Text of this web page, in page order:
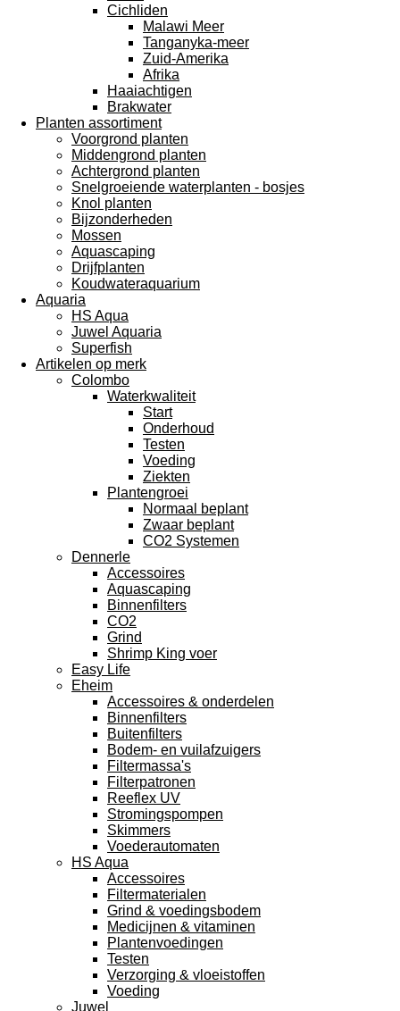
Cichliden
Malawi Meer
Tanganyka-meer
Zuid-Amerika
Afrika
Haaiachtigen
Brakwater
Planten assortiment
Voorgrond planten
Middengrond planten
Achtergrond planten
Snelgroeiende waterplanten - bosjes
Knol planten
Bijzonderheden
Mossen
Aquascaping
Drijfplanten
Koudwateraquarium
Aquaria
HS Aqua
Juwel Aquaria
Superfish
Artikelen op merk
Colombo
Waterkwaliteit
Start
Onderhoud
Testen
Voeding
Ziekten
Plantengroei
Normaal beplant
Zwaar beplant
CO2 Systemen
Dennerle
Accessoires
Aquascaping
Binnenfilters
CO2
Grind
Shrimp King voer
Easy Life
Eheim
Accessoires & onderdelen
Binnenfilters
Buitenfilters
Bodem- en vuilafzuigers
Filtermassa's
Filterpatronen
Reeflex UV
Stromingspompen
Skimmers
Voederautomaten
HS Aqua
Accessoires
Filtermaterialen
Grind & voedingsbodem
Medicijnen & vitaminen
Plantenvoedingen
Testen
Verzorging & vloeistoffen
Voeding
Juwel